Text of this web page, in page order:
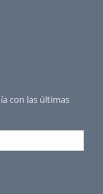
con las últimas